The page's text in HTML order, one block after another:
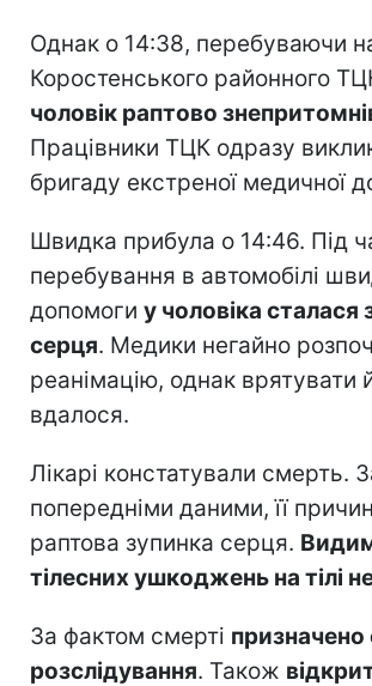
Однак о 14:38, перебуваючи
Коростенського районного
чоловік раптово
Працівники ТЦК одразу
бригаду екстреної медичної
Швидка прибула о 14:46. Під
перебування в автомобілі
допомоги у чоловіка сталася
серця. Медики негайно
реанімацію, однак врятувати
вдалося.
Лікарі констатували смерть.
попередніми даними, її
раптова зупинка серця.
тілесних ушкоджень на тілі
За фактом смерті
розслідування. Також